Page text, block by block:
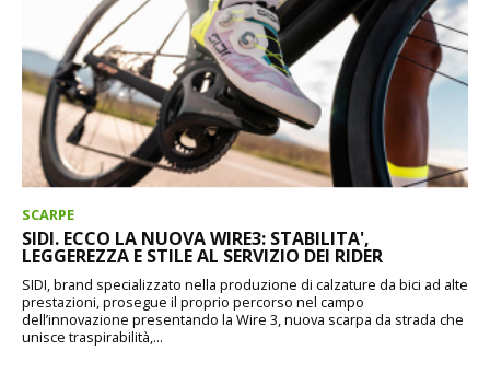
SCARPE
SIDI. ECCO LA NUOVA WIRE3: STABILITA',
LEGGEREZZA E STILE AL SERVIZIO DEI RIDER
SIDI, brand specializzato nella produzione di calzature da bici ad alte
prestazioni, prosegue il proprio percorso nel campo
dell’innovazione presentando la Wire 3, nuova scarpa da strada che
unisce traspirabilità,...